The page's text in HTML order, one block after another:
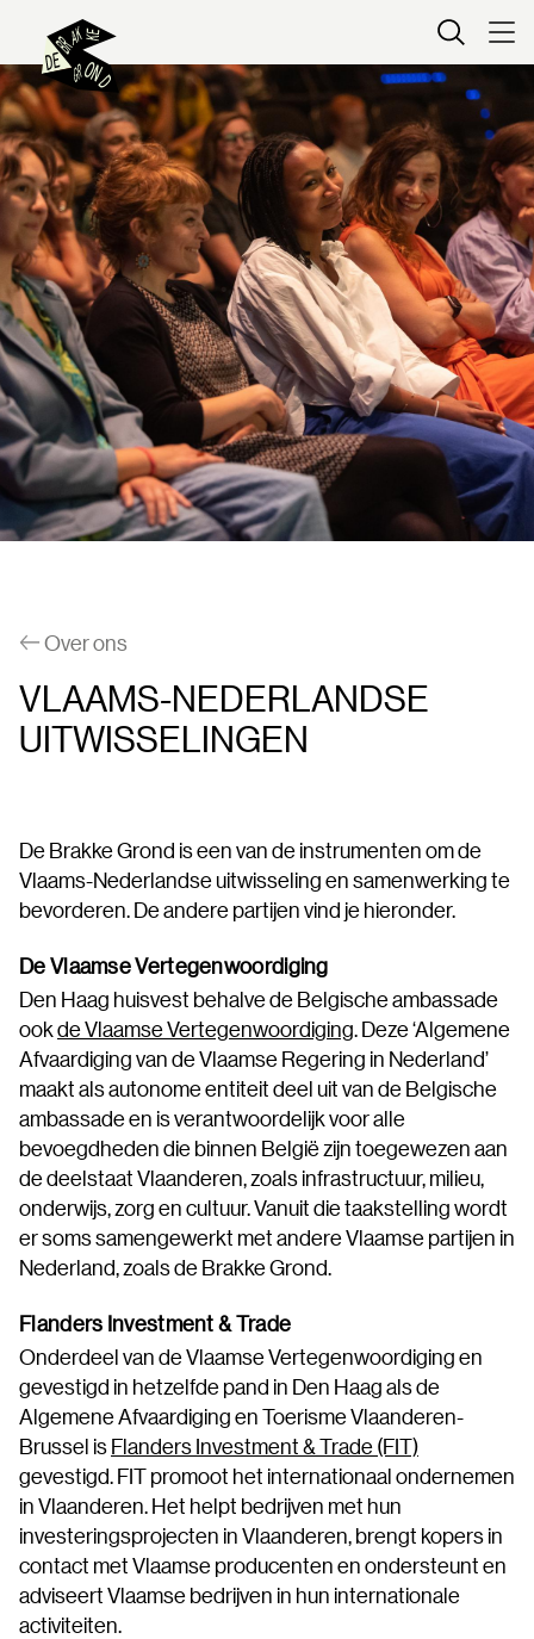
Over ons
VLAAMS-NEDERLANDSE
UITWISSELINGEN
De Brakke Grond is een van de instrumenten om de
Vlaams-Nederlandse uitwisseling en samenwerking te
bevorderen. De andere partijen vind je hieronder.
De Vlaamse Vertegenwoordiging
Den Haag huisvest behalve de Belgische ambassade
ookde Vlaamse Vertegenwoordiging. Deze ‘Algemene
Afvaardiging van de Vlaamse Regering in Nederland’
maakt als autonome entiteit deel uit van de Belgische
ambassade en is verantwoordelijk voor alle
bevoegdheden die binnen België zijn toegewezen aan
de deelstaat Vlaanderen, zoals infrastructuur, milieu,
onderwijs, zorg en cultuur. Vanuit die taakstelling wordt
er soms samengewerkt met andere Vlaamse partijen in
Nederland, zoals de Brakke Grond.
Flanders Investment & Trade
Onderdeel van de Vlaamse Vertegenwoordiging en
gevestigd in hetzelfde pand in Den Haag als de
Algemene Afvaardiging en Toerisme Vlaanderen-
Brussel isFlanders Investment & Trade (FIT)
gevestigd. FIT promoot het internationaal ondernemen
in Vlaanderen. Het helpt bedrijven met hun
investeringsprojecten in Vlaanderen, brengt kopers in
contact met Vlaamse producenten en ondersteunt en
adviseert Vlaamse bedrijven in hun internationale
activiteiten.